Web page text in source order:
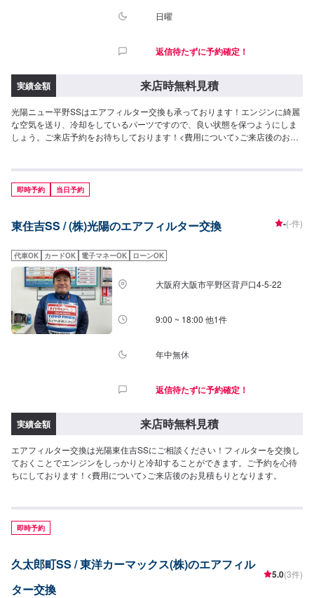
日曜
返信待たずに予約確定！
実績金額 来店時無料見積
光陽ニュー平野SSはエアフィルター交換も承っております！エンジンに綺麗
な空気を送り、冷却をしているパーツですので、良い状態を保つようにしま
しょう。ご来店予約をお待ちしております！<費用について>ご来店後のお見
即時予約 当日予約
東住吉SS / (株)光陽のエアフィルター交換 -(-件)
代車OK カードOK 電子マネーOK ローンOK
大阪府大阪市平野区背戸口4-5-22
9:00 ~ 18:00 他1件
年中無休
返信待たずに予約確定！
実績金額 来店時無料見積
エアフィルター交換は光陽東住吉SSにご相談ください！フィルターを交換し
ておくことでエンジンをしっかりと冷却することができます。ご予約を心待
ちにしております！<費用について>ご来店後のお見積もりとなります。
即時予約
久太郎町SS / 東洋カーマックス(株)のエアフィル
ター交換
5.0(3件)